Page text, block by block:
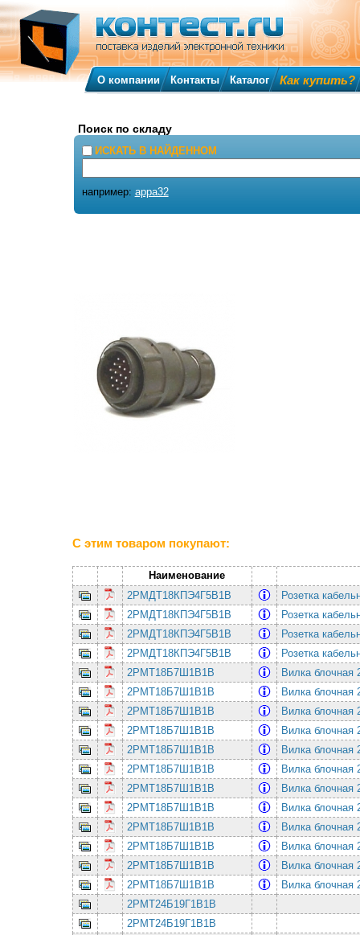
С этим товаром покупают:
Наименование
2РМДТ18КПЭ4Г5В1В
Розетка
2РМДТ18КПЭ4Г5В1В
Розетка
2РМДТ18КПЭ4Г5В1В
Розетка
2РМДТ18КПЭ4Г5В1В
Розетка
2РМТ18Б7Ш1В1В
Вилка блочная
2РМТ18Б7Ш1В1В
Вилка блочная
2РМТ18Б7Ш1В1В
Вилка блочная
2РМТ18Б7Ш1В1В
Вилка блочная
2РМТ18Б7Ш1В1В
Вилка блочная
2РМТ18Б7Ш1В1В
Вилка блочная
2РМТ18Б7Ш1В1В
Вилка блочная
2РМТ18Б7Ш1В1В
Вилка блочная
2РМТ18Б7Ш1В1В
Вилка блочная
2РМТ18Б7Ш1В1В
Вилка блочная
2РМТ18Б7Ш1В1В
Вилка блочная
2РМТ18Б7Ш1В1В
Вилка блочная
2РМТ24Б19Г1В1В
2РМТ24Б19Г1В1В
О компании Контакты Каталог Как купить?
Поиск по складу
ИСКАТЬ В НАЙДЕННОМ
например: appa32